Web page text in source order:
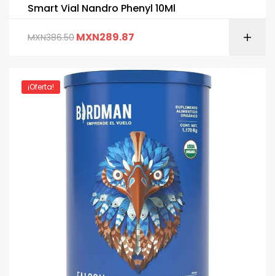
Smart Vial Nandro Phenyl 10Ml
MXN386.50 MXN289.87
¡Oferta!